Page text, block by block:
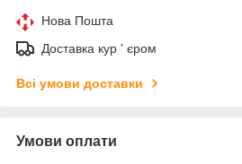
Нова Пошта
Доставка кур ' єром
Всі умови доставки
Умови оплати